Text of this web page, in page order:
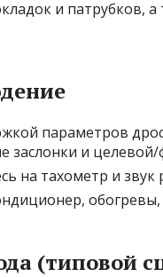
и патрубков,
параметров
и целевой/
на тахометр и звук
(типовой